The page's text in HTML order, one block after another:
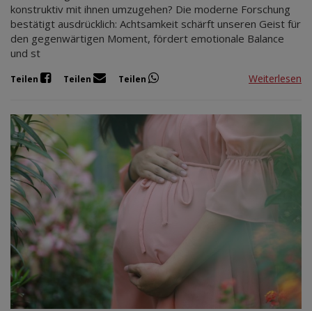
konstruktiv mit ihnen umzugehen? Die moderne Forschung
bestätigt ausdrücklich: Achtsamkeit schärft unseren Geist für
den gegenwärtigen Moment, fördert emotionale Balance
und st
Teilen Teilen Teilen Weiterlesen